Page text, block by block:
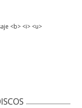
<b> <i> <u>